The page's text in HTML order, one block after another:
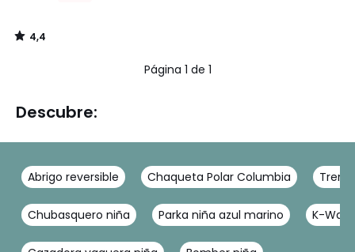
4,4
/
Página 1 de 1
Descubre:
Abrigo reversible Chaqueta Polar Columbia
Chubasquero niña Parka niña azul marino K-Way